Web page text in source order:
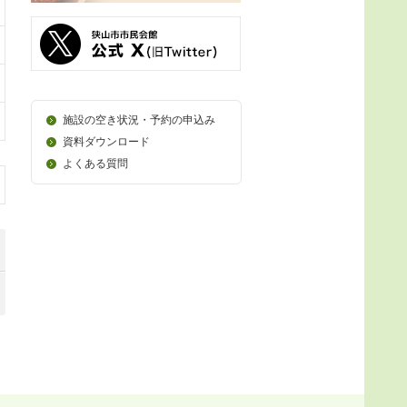
施設の空き状況・予約の申込み
資料ダウンロード
よくある質問